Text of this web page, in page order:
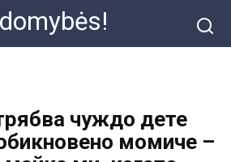
чуждо дете
момиче –